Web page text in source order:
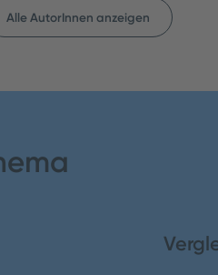
Alle AutorInnen anzeigen
unzufrieden